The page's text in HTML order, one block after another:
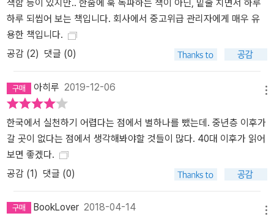
색함 등이 있지만.. 한숨에 훅 독파하는 책이 아닌, 밑줄 치면서 하루
하루 되씹어 보는 책입니다. 회사에서 중고위급 관리자에게 매우 유
용한 책입니다.
공감 (2) 댓글 (0)
아히루 2019-12-06
한국에서 실천하기 어렵다는 점에서 별하나를 뺐는데. 중년층 이후가
갈 곳이 없다는 점에서 생각해봐야할 것들이 많다. 40대 이후가 읽어
보면 좋겠다.
공감 (1) 댓글 (0)
BookLover 2018-04-14